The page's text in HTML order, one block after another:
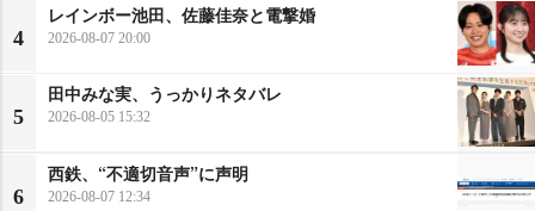
4
レインボー池田、佐藤佳奈と電撃婚
2026-08-07 20:00
5
田中みな実、うっかりネタバレ
2026-08-05 15:32
6
西鉄、“不適切音声”に声明
2026-08-07 12:34